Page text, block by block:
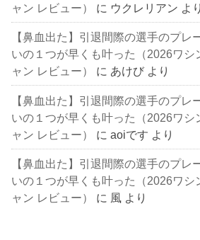
ャン レビュー）
に ウクレリアン より
【鼻血出た】引退間際の選手のプレ
いの１つが早くも叶った（2026ワシ
ャン レビュー）
に あけび より
【鼻血出た】引退間際の選手のプレ
いの１つが早くも叶った（2026ワシ
ャン レビュー）
にaoiです より
【鼻血出た】引退間際の選手のプレ
いの１つが早くも叶った（2026ワシ
ャン レビュー）
に 風 より